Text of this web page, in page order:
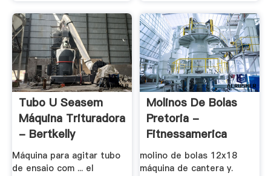
Tubo U Seasem
Máquina Trituradora
- Bertkelly
Máquina para agitar tubo
de ensaio com ... el
Molinos De Bolas
Pretoria -
Fitnessamerica
molino de bolas 12x18
máquina de cantera y.